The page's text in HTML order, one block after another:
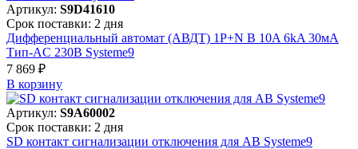
Артикул: S9D41610
Срок поставки: 2 дня
Дифференциальный автомат (АВДТ) 1P+N B 10A 6kA 30мА
Тип-AC 230В Systeme9
7 869 ₽
В корзинy
Артикул: S9A60002
Срок поставки: 2 дня
SD контакт сигнализации отключения для АВ Systeme9